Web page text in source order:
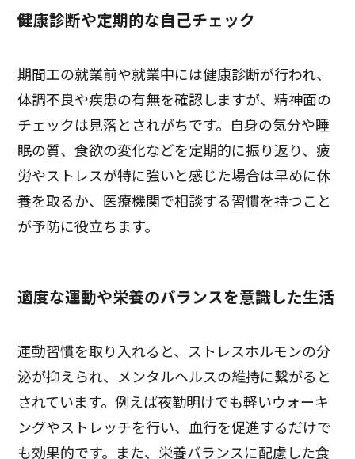
健康診断や定期的な自己チェック
期間工の就業前や就業中には健康診断が行われ、
体調不良や疾患の有無を確認しますが、精神面の
チェックは見落とされがちです。自身の気分や睡
眠の質、食欲の変化などを定期的に振り返り、疲
労やストレスが特に強いと感じた場合は早めに休
養を取るか、医療機関で相談する習慣を持つこと
が予防に役立ちます。
適度な運動や栄養のバランスを意識した生活
運動習慣を取り入れると、ストレスホルモンの分
泌が抑えられ、メンタルヘルスの維持に繋がると
されています。例えば夜勤明けでも軽いウォーキ
ングやストレッチを行い、血行を促進するだけで
も効果的です。また、栄養バランスに配慮した食